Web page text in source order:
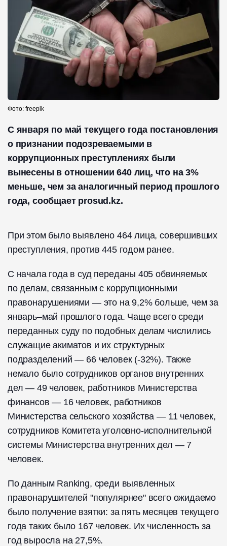
Фото: freepik
С января по май текущего года постановления
о признании подозреваемыми в
коррупционных преступлениях были
вынесены в отношении 640 лиц, что на 3%
меньше, чем за аналогичный период прошлого
года, сообщает prosud.kz.
При этом было выявлено 464 лица, совершивших
преступления, против 445 годом ранее.
С начала года в суд переданы 405 обвиняемых
по делам, связанным с коррупционными
правонарушениями — это на 9,2% больше, чем за
январь–май прошлого года. Чаще всего среди
переданных суду по подобных делам числились
служащие акиматов и их структурных
подразделений — 66 человек (-32%). Также
немало было сотрудников органов внутренних
дел — 49 человек, работников Министерства
финансов — 16 человек, работников
Министерства сельского хозяйства — 11 человек,
сотрудников Комитета уголовно-исполнительной
системы Министерства внутренних дел — 7
человек.
По данным Ranking, среди выявленных
правонарушителей "популярнее" всего ожидаемо
было получение взятки: за пять месяцев текущего
года таких было 167 человек. Их численность за
год выросла на 27,5%.